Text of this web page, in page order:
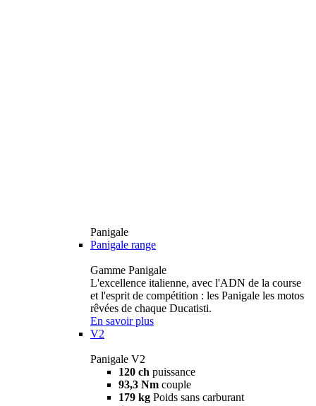
Panigale
Panigale range
Gamme Panigale
L'excellence italienne, avec l'ADN de la course
et l'esprit de compétition : les Panigale les motos
rêvées de chaque Ducatisti.
En savoir plus
V2
Panigale V2
120 ch puissance
93,3 Nm couple
179 kg Poids sans carburant